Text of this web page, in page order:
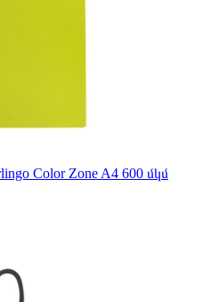
Color Zone A4 600 մկմ